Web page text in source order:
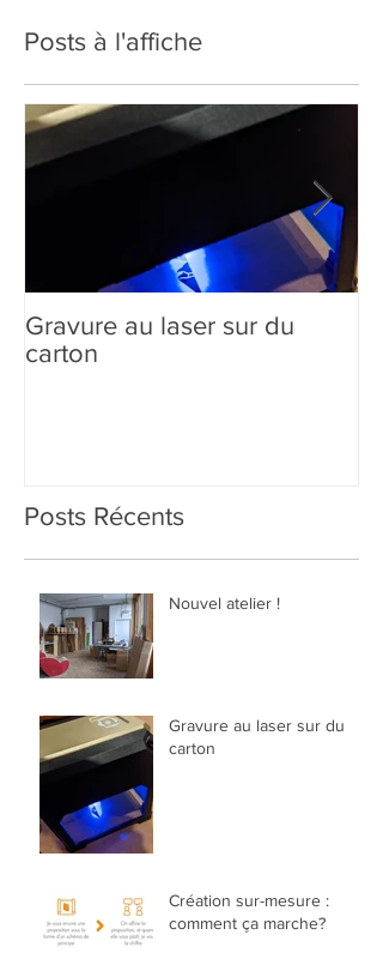
Posts à l'affiche
Gravure au laser sur du
carton
Posts Récents
Nouvel atelier !
Gravure au laser sur du
carton
Création sur-mesure :
comment ça marche?